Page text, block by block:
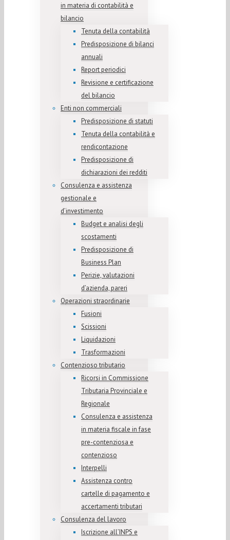
in materia di contabilità e
bilancio
Tenuta della contabilità
Predisposizione di bilanci
annuali
Report periodici
Revisione e certificazione
del bilancio
Enti non commerciali
Predisposizione di statuti
Tenuta della contabilità e
rendicontazione
Predisposizione di
dichiarazioni dei redditi
Consulenza e assistenza
gestionale e
d’investimento
Budget e analisi degli
scostamenti
Predisposizione di
Business Plan
Perizie, valutazioni
d’azienda, pareri
Operazioni straordinarie
Fusioni
Scissioni
Liquidazioni
Trasformazioni
Contenzioso tributario
Ricorsi in Commissione
Tributaria Provinciale e
Regionale
Consulenza e assistenza
in materia fiscale in fase
pre-contenziosa e
contenzioso
Interpelli
Assistenza contro
cartelle di pagamento e
accertamenti tributari
Consulenza del lavoro
Iscrizione all’INPS e